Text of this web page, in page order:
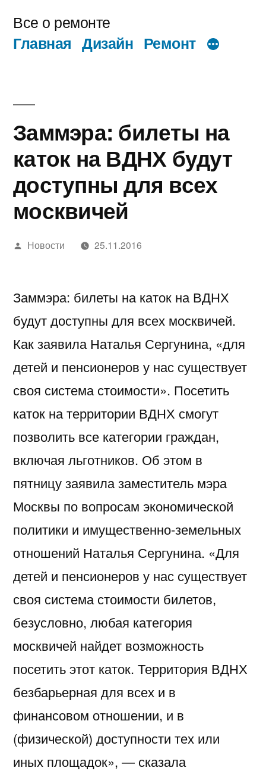
содержимому
Все о ремонте
Главная Дизайн Ремонт
Заммэра: билеты на
каток на ВДНХ будут
доступны для всех
москвичей
Написано
Новости 25.11.2016
Заммэра: билеты на каток на ВДНХ
будут доступны для всех москвичей.
Как заявила Наталья Сергунина, «для
детей и пенсионеров у нас существует
своя система стоимости». Посетить
каток на территории ВДНХ смогут
позволить все категории граждан,
включая льготников. Об этом в
пятницу заявила заместитель мэра
Москвы по вопросам экономической
политики и имущественно-земельных
отношений Наталья Сергунина. «Для
детей и пенсионеров у нас существует
своя система стоимости билетов,
безусловно, любая категория
москвичей найдет возможность
посетить этот каток. Территория ВДНХ
безбарьерная для всех и в
финансовом отношении, и в
(физической) доступности тех или
иных площадок», — сказала